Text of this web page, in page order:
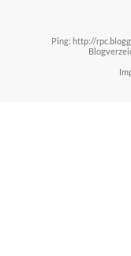
Ping: http://